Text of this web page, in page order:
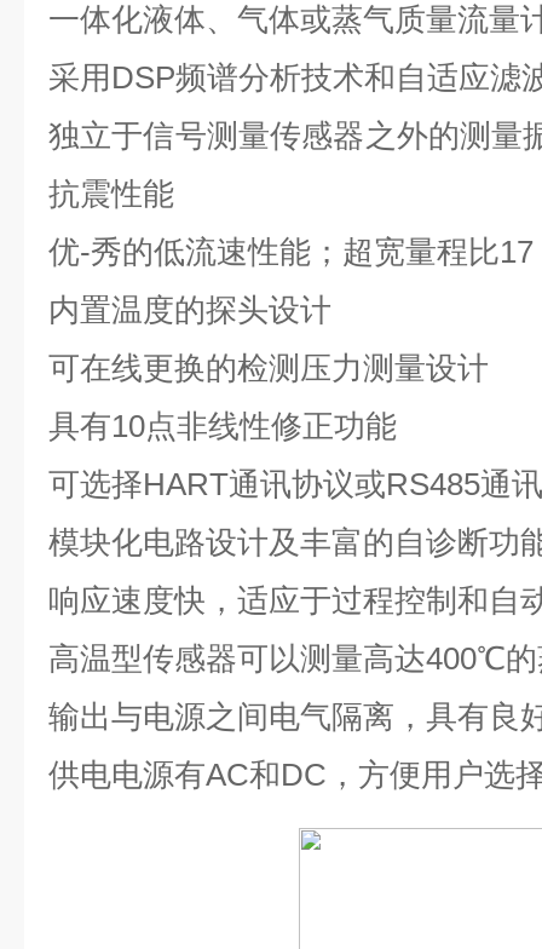
一体化液体、气体或蒸气质量流量
采用 DSP频谱分析技术和自适应滤
独立于信号测量传感器之外的测量
抗震性能
优-秀的低流速性能；超宽量程比17
内置温度的探头设计
可在线更换的检测压力测量设计
具有10点非线性修正功能
可选择HART通讯协议或RS485通
模块化电路设计及丰富的自诊断功
响应速度快，适应于过程控制和自
高温型传感器可以测量高达400℃
输出与电源之间电气隔离，具有良
供电电源有AC和DC ，方便用户选